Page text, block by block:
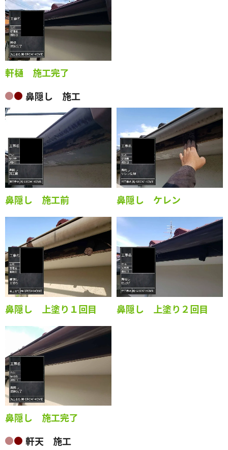
軒樋 施工完了
鼻隠し 施工
鼻隠し 施工前 鼻隠し ケレン
鼻隠し 上塗り１回目 鼻隠し 上塗り２回目
鼻隠し 施工完了
軒天 施工